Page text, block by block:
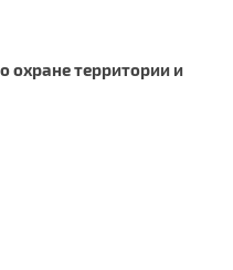
охране территории и